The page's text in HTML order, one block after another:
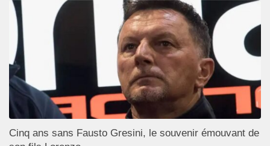
Cinq ans sans Fausto Gresini, le souvenir émouvant de